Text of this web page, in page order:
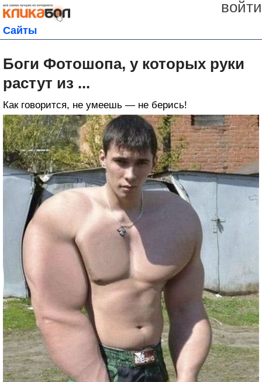
войти
Сайты
Боги Фотошопа, у которых руки
растут из ...
Как говорится, не умеешь — не берись!